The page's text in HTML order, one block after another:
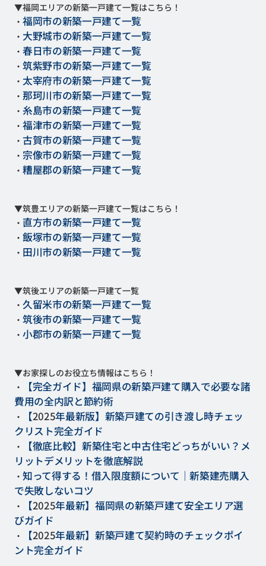
▼福岡エリアの新築一戸建て一覧はこちら！
・ 福岡市の新築一戸建て一覧
・ 大野城市の新築一戸建て一覧
・ 春日市の新築一戸建て一覧
・ 筑紫野市の新築一戸建て一覧
・ 太宰府市の新築一戸建て一覧
・ 那珂川市の新築一戸建て一覧
・ 糸島市の新築一戸建て一覧
・ 福津市の新築一戸建て一覧
・ 古賀市の新築一戸建て一覧
・ 宗像市の新築一戸建て一覧
・ 糟屋郡の新築一戸建て一覧
▼筑豊エリアの新築一戸建て一覧はこちら！
・ 直方市の新築一戸建て一覧
・ 飯塚市の新築一戸建て一覧
・ 田川市の新築一戸建て一覧
▼筑後エリアの新築一戸建て一覧
・ 久留米市の新築一戸建て一覧
・ 筑後市の新築一戸建て一覧
・ 小郡市の新築一戸建て一覧
▼お家探しのお役立ち情報はこちら！
・
【完全ガイド】福岡県の新築戸建て購入で必要な諸
費用の全内訳と節約術
・ 【2025年最新版】新築戸建ての引き渡し時チェッ
クリスト完全ガイド
・
【徹底比較】新築住宅と中古住宅どっちがいい？メ
リットデメリットを徹底解説
・ 知って得する！借入限度額について｜新築建売購入
で失敗しないコツ
・ 【2025年最新】福岡県の新築戸建て安全エリア選
びガイド
・ 【2025年最新】新築戸建て契約時のチェックポイ
ント完全ガイド